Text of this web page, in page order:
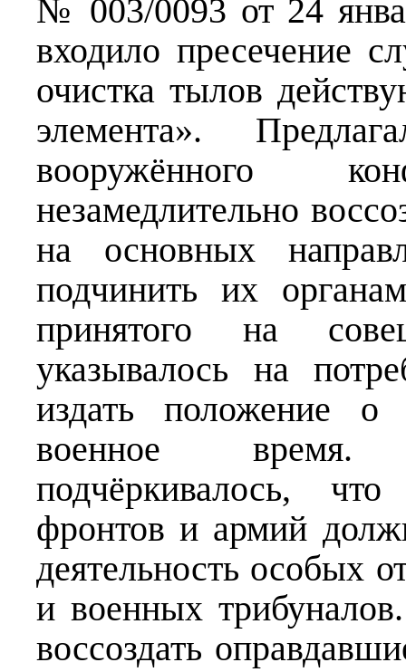
№ 003/0093 от 24
входило пресечение
очистка тылов
элемента».
вооружённого
незамедлительно
на основных
подчинить их
принятого на
указывалось на
издать положение
военное время.
подчёркивалось,
фронтов и армий
деятельность особых
и военных
воссоздать